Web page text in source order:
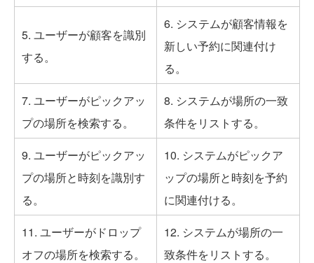
5. ユーザーが顧客を識別
する。
6. システムが顧客情報を
新しい予約に関連付け
る。
7. ユーザーがピックアッ
プの場所を検索する。
8. システムが場所の一致
条件をリストする。
9. ユーザーがピックアッ
プの場所と時刻を識別す
る。
10. システムがピックア
ップの場所と時刻を予約
に関連付ける。
11. ユーザーがドロップ
オフの場所を検索する。
12. システムが場所の一
致条件をリストする。